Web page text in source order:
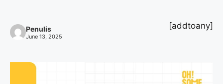
Penulis
June 13, 2025
[addtoany]